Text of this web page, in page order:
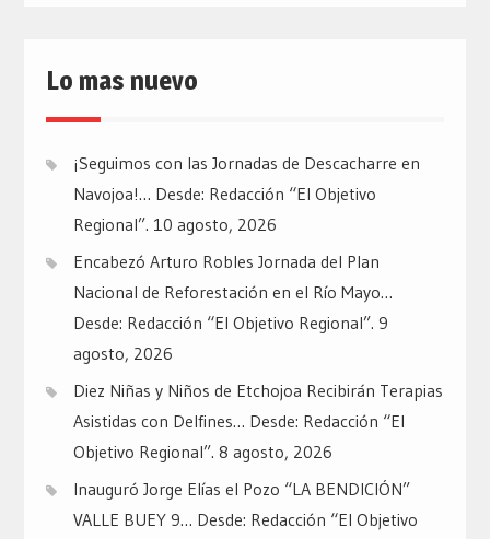
Lo mas nuevo
¡Seguimos con las Jornadas de Descacharre en
Navojoa!… Desde: Redacción “El Objetivo
Regional”. 10 agosto, 2026
Encabezó Arturo Robles Jornada del Plan
Nacional de Reforestación en el Río Mayo…
Desde: Redacción “El Objetivo Regional”. 9
agosto, 2026
Diez Niñas y Niños de Etchojoa Recibirán Terapias
Asistidas con Delfines… Desde: Redacción “El
Objetivo Regional”. 8 agosto, 2026
Inauguró Jorge Elías el Pozo “LA BENDICIÓN”
VALLE BUEY 9… Desde: Redacción “El Objetivo